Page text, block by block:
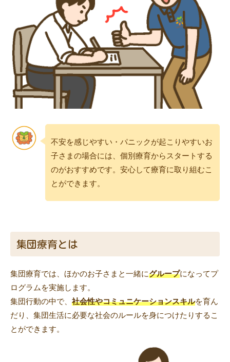
不安を感じやすい・パニックが起こりやすいお
子さまの場合には、個別療育からスタートする
のがおすすめです。安心して療育に取り組むこ
とができます。
集団療育とは
集団療育では、ほかのお子さまと一緒にグループになってプ
ログラムを実施します。
集団行動の中で、 社会性やコミュニケーションスキルを育ん
だり、集団生活に必要な社会のルールを身につけたりするこ
とができます。